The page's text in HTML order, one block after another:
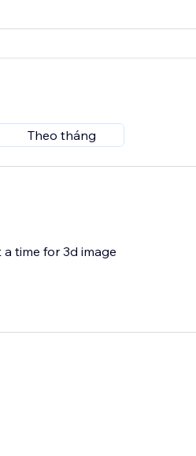
Theo tháng
time for 3d image